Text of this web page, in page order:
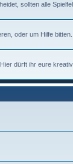
sollten alle
oder um Hilfe bitten.
dürft ihr eure